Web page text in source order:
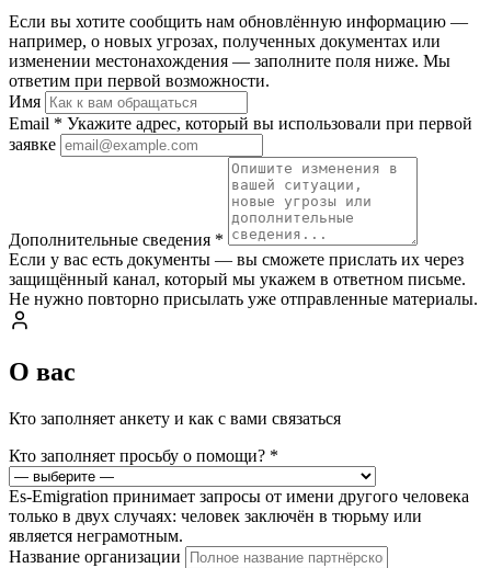
Если вы хотите сообщить нам обновлённую информацию —
например, о новых угрозах, полученных документах или
изменении местонахождения — заполните поля ниже. Мы
ответим при первой возможности.
Имя
Email * Укажите адрес, который вы использовали при первой
заявке
Дополнительные сведения *
Если у вас есть документы — вы сможете прислать их через
защищённый канал, который мы укажем в ответном письме.
Не нужно повторно присылать уже отправленные материалы.
О вас
Кто заполняет анкету и как с вами связаться
Кто заполняет просьбу о помощи? *
Es-Emigration принимает запросы от имени другого человека
только в двух случаях: человек заключён в тюрьму или
является неграмотным.
Название организации